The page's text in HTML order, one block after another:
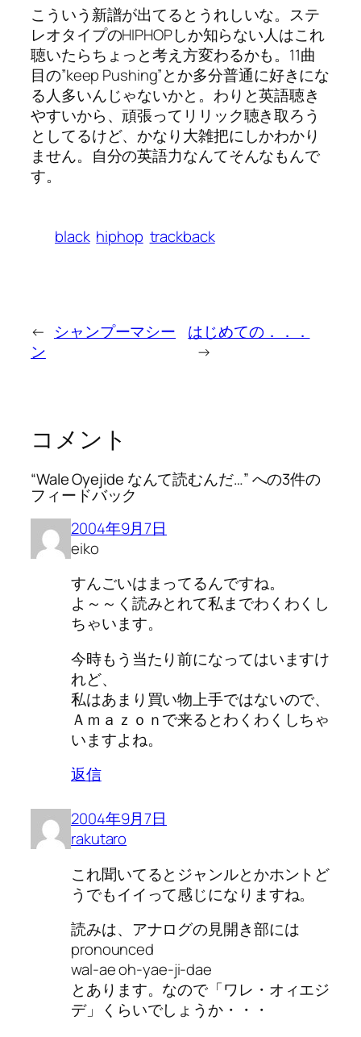
こういう新譜が出てるとうれしいな。ステ
レオタイプのHIPHOPしか知らない人はこれ
聴いたらちょっと考え方変わるかも。11曲
目の”keep Pushing”とか多分普通に好きにな
る人多いんじゃないかと。わりと英語聴き
やすいから、頑張ってリリック聴き取ろう
としてるけど、かなり大雑把にしかわかり
ません。自分の英語力なんてそんなもんで
す。
black hiphop trackback
← シャンプーマシー
ン
はじめての．．．
→
コメント
“Wale Oyejide なんて読むんだ…” への3件の
フィードバック
2004年9月7日
eiko
すんごいはまってるんですね。
よ～～く読みとれて私までわくわくし
ちゃいます。
今時もう当たり前になってはいますけ
れど、
私はあまり買い物上手ではないので、
Ａｍａｚｏｎで来るとわくわくしちゃ
いますよね。
返信
2004年9月7日
rakutaro
これ聞いてるとジャンルとかホントど
うでもイイって感じになりますね。
読みは、アナログの見開き部には
pronounced
wal-ae oh-yae-ji-dae
とあります。なので「ワレ・オィエジ
デ」くらいでしょうか・・・